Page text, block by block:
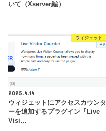
いて（Xserver編）
ウィジェット
2025.4.14
ウィジェットにアクセスカウンタ
ーを追加するプラグイン『Live
Visi…